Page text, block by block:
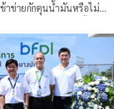
าข่ายกักตุนน้ำมันหรือไม่